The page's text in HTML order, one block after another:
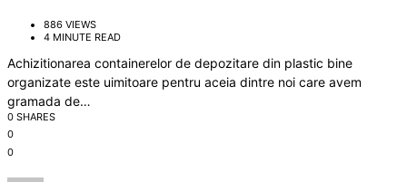
886 VIEWS
4 MINUTE READ
Achizitionarea containerelor de depozitare din plastic bine
organizate este uimitoare pentru aceia dintre noi care avem
gramada de…
0 SHARES
0
0